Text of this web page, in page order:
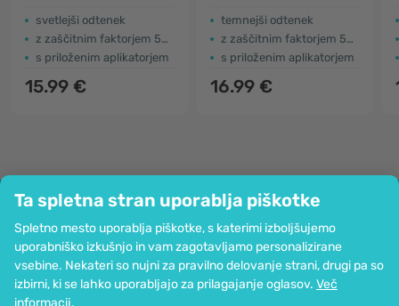
Ta spletna stran uporablja piškotke
Spletno mesto uporablja piškotke, s katerimi izboljšujemo
uporabniško izkušnjo in vam zagotavljamo personalizirane
vsebine. Nekateri so nujni za pravilno delovanje strani, drugi pa so
izbirni, ki se lahko uporabljajo za prilagajanje oglasov. Več
informacij.
svetlejši odtenek
z zaščitnim faktorjem 50+
s priloženim aplikatorjem
15.99 €
temnejši odtenek
z zaščitnim faktorjem 50+
s priloženim aplikatorjem
16.99 €
Podjetje
Informacije
Pridružite se nam
Pomoč in naročila